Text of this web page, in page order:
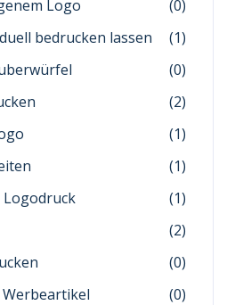
Logo
(0)
bedrucken lassen
(1)
(0)
(2)
(1)
(1)
Logodruck
(1)
(2)
(0)
(0)